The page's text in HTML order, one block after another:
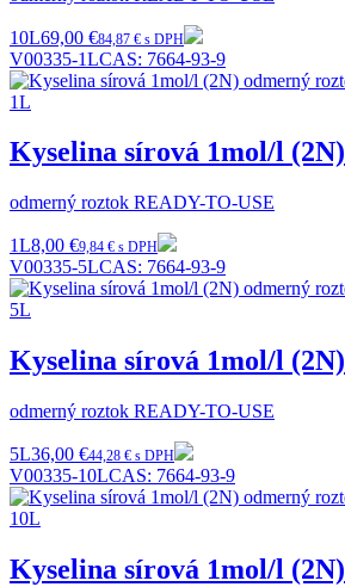
10L69,00 €84,87 € s DPH
V00335-1LCAS: 7664-93-9
Kyselina sírová 1mol/l (2N)
odmerný roztok READY-TO-USE
1L8,00 €9,84 € s DPH
V00335-5LCAS: 7664-93-9
Kyselina sírová 1mol/l (2N)
odmerný roztok READY-TO-USE
5L36,00 €44,28 € s DPH
V00335-10LCAS: 7664-93-9
Kyselina sírová 1mol/l (2N)